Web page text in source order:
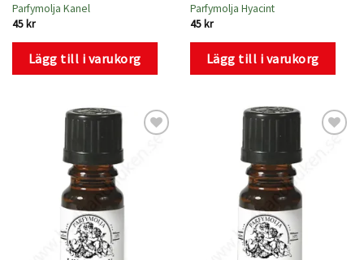
Parfymolja Kanel
45 kr
Lägg till i varukorg
Parfymolja Hyacint
45 kr
Lägg till i varukorg
önskelistan
önskelistan